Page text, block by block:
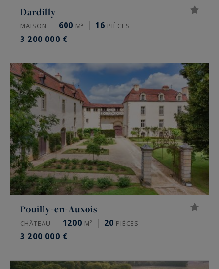
Dardilly
MAISON 600 M² 16 PIÈCES
3 200 000 €
Pouilly-en-Auxois
CHÂTEAU 1200 M² 20 PIÈCES
3 200 000 €